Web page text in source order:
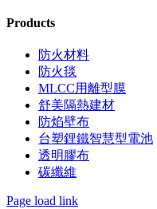
Products
防火材料
防火毯
MLCC用離型膜
舒美隔熱建材
防焰壁布
台塑鋰鐵智慧型電池
透明膠布
碳纖維
Page load link